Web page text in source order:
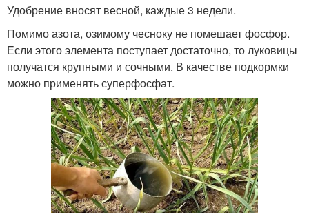
Удобрение вносят весной, каждые 3 недели.
Помимо азота, озимому чесноку не помешает фосфор.
Если этого элемента поступает достаточно, то луковицы
получатся крупными и сочными. В качестве подкормки
можно применять суперфосфат.